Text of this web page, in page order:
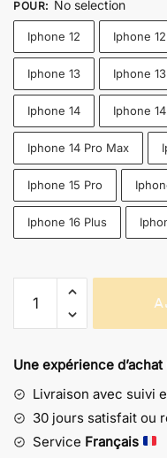
POUR: No selection
Iphone 12 Iphone
Iphone 13 Iphone
Iphone 14 Iphone
Iphone 14 Pro Max
Iphone 15 Pro
Iphone 16 Plus
Coque
-
Votre
héros
protège
Une expérience
Livraison avec suivi
30 jours satisfait ou
Service Français